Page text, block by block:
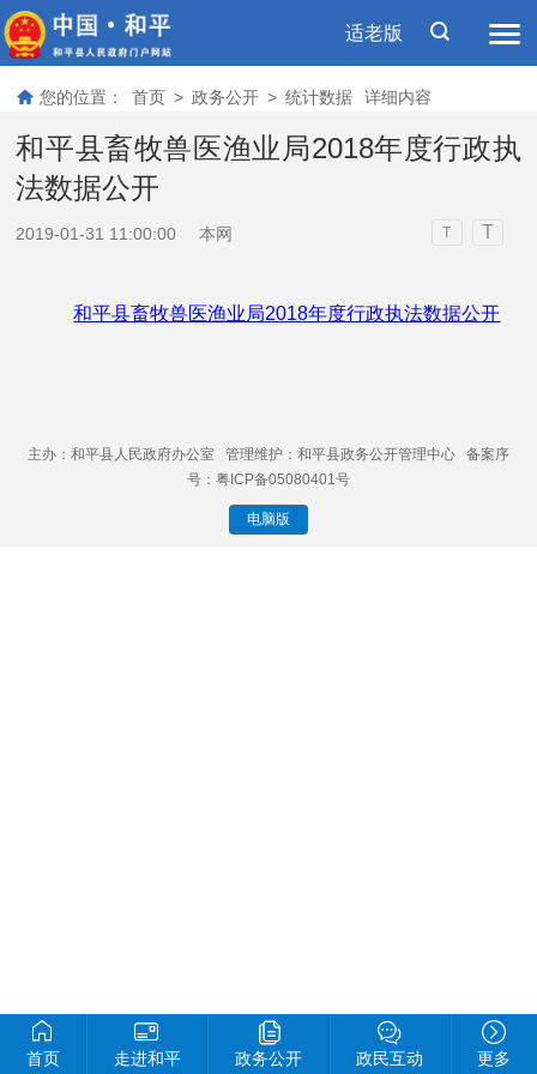
适老版
您的位置： 首页 > 政务公开 > 统计数据 详细内容
和平县畜牧兽医渔业局2018年度行政执
法数据公开
2019-01-31 11:00:00 本网 T T
和平县畜牧兽医渔业局2018年度行政执法数据公开
主办：和平县人民政府办公室 管理维护：和平县政务公开管理中心 备案序
号：粤ICP备05080401号
电脑版
首页 走进和平 政务公开 政民互动 更多